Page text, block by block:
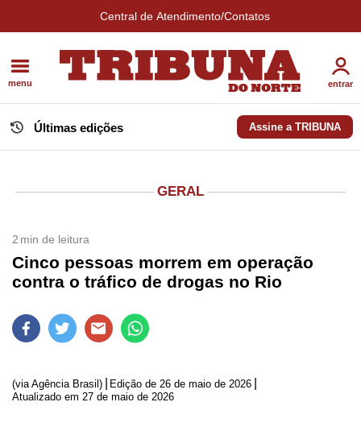
Central de Atendimento/Contatos
menu entrar
Últimas edições Assine a TRIBUNA
GERAL
2 min de leitura
Cinco pessoas morrem em operação
contra o tráfico de drogas no Rio
(via Agência Brasil) Edição de 26 de maio de 2026
Atualizado em 27 de maio de 2026